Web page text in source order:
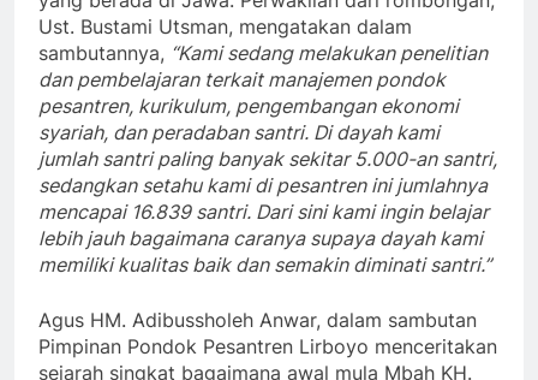
Ust. Bustami Utsman, mengatakan dalam
sambutannya, “Kami sedang melakukan penelitian
dan pembelajaran terkait manajemen pondok
pesantren, kurikulum, pengembangan ekonomi
syariah, dan peradaban santri. Di dayah kami
jumlah santri paling banyak sekitar 5.000-an santri,
sedangkan setahu kami di pesantren ini jumlahnya
mencapai 16.839 santri. Dari sini kami ingin belajar
lebih jauh bagaimana caranya supaya dayah kami
memiliki kualitas baik dan semakin diminati santri.”
Agus HM. Adibussholeh Anwar, dalam sambutan
Pimpinan Pondok Pesantren Lirboyo menceritakan
sejarah singkat bagaimana awal mula Mbah KH.